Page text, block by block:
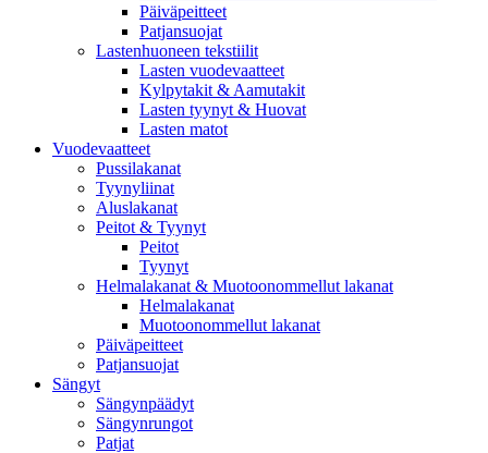
Päiväpeitteet
Patjansuojat
Lastenhuoneen tekstiilit
Lasten vuodevaatteet
Kylpytakit & Aamutakit
Lasten tyynyt & Huovat
Lasten matot
Vuodevaatteet
Pussilakanat
Tyynyliinat
Aluslakanat
Peitot & Tyynyt
Peitot
Tyynyt
Helmalakanat & Muotoonommellut lakanat
Helmalakanat
Muotoonommellut lakanat
Päiväpeitteet
Patjansuojat
Sängyt
Sängynpäädyt
Sängynrungot
Patjat